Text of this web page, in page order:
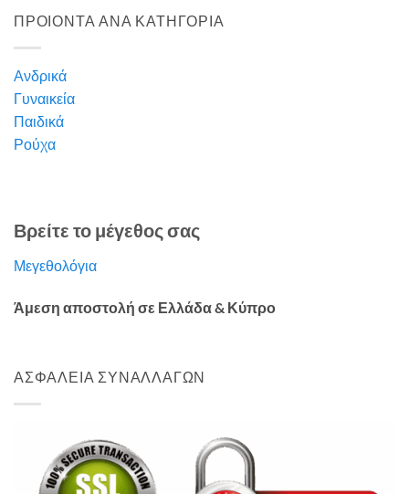
ΠΡΟΙΟΝΤΑ ΑΝΑ ΚΑΤΗΓΟΡΙΑ
Ανδρικά
Γυναικεία
Παιδικά
Ρούχα
Βρείτε το μέγεθος σας
Μεγεθολόγια
Άμεση αποστολή σε Ελλάδα & Κύπρο
ΑΣΦΑΛΕΙΑ ΣΥΝΑΛΛΑΓΩΝ